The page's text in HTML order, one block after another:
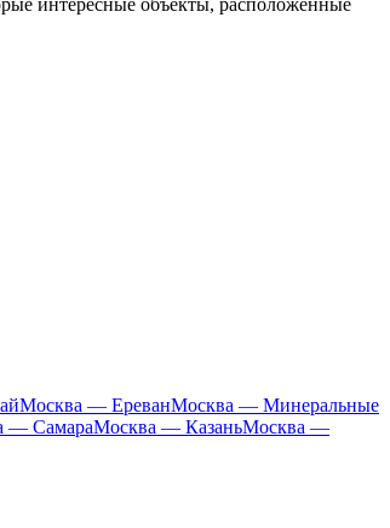
интересные объекты, расположенные
Москва — ЕреванМосква — Минеральные
— СамараМосква — КазаньМосква —